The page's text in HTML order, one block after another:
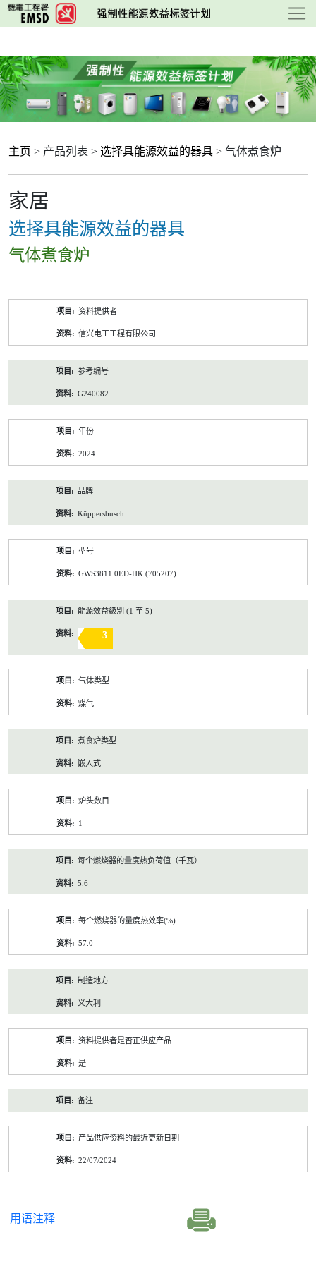
跳
至
要
内
容
主页 > 产品列表 > 选择具能源效益的器具 > 气体煮食炉
家居
选择具能源效益的器具
气体煮食炉
资料提供者
信兴电工工程有限公司
参考编号
G240082
年份
2024
品牌
Küppersbusch
型号
GWS3811.0ED-HK (705207)
能源效益級別 (1 至 5)
3
气体类型
煤气
煮食炉类型
嵌入式
炉头数目
1
每个燃烧器的量度热负荷值（千瓦）
5.6
每个燃烧器的量度热效率(%)
57.0
制造地方
义大利
资料提供者是否正供应产品
是
备注
产品供应资料的最近更新日期
22/07/2024
用语注释